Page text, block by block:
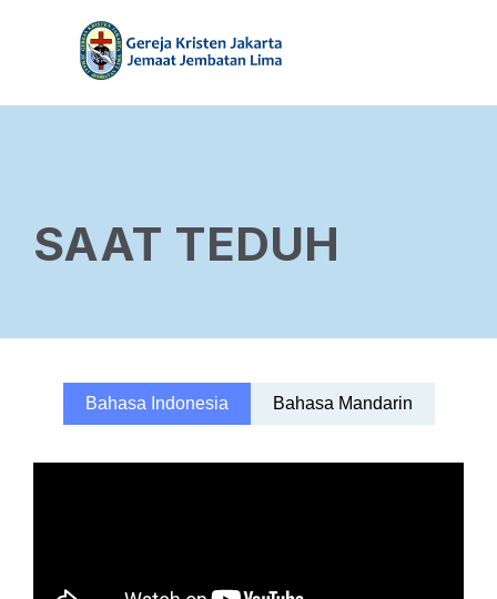
SAAT TEDUH
Bahasa Indonesia Bahasa Mandarin